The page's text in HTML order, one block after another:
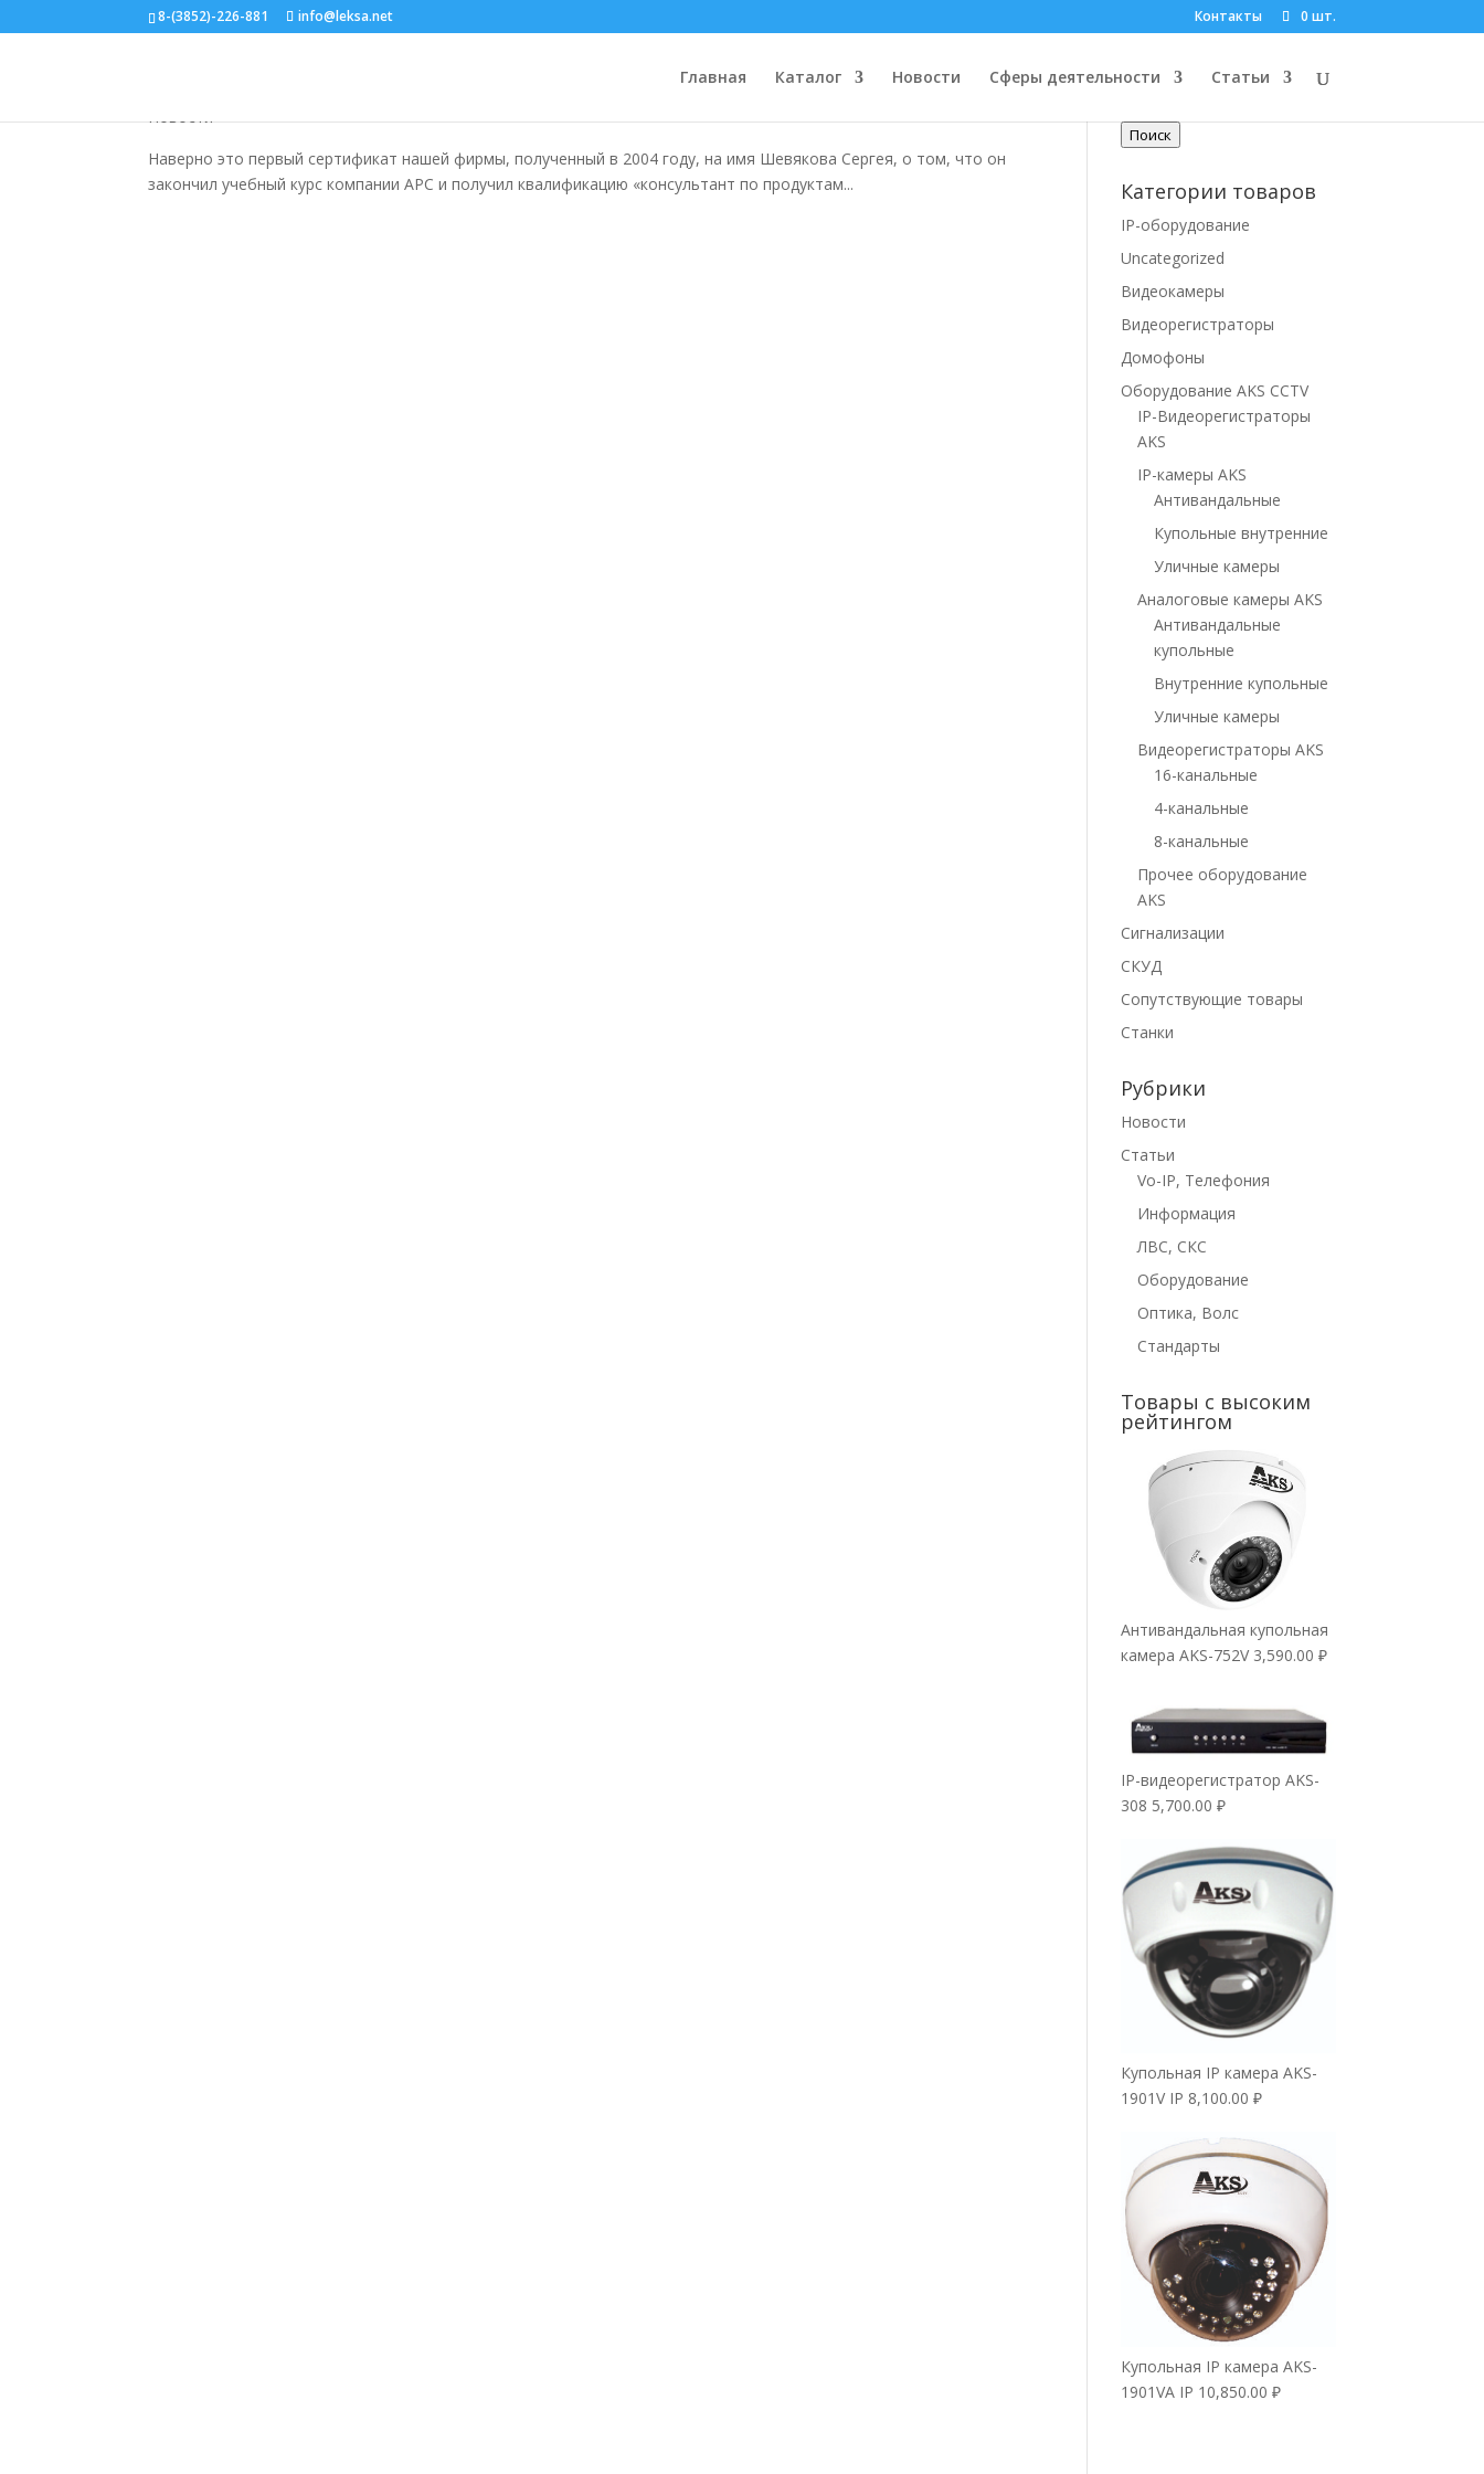
8-(3852)-226-881 info@leksa.net Контакты 0 шт.
Главная Каталог Новости Сферы деятельности Статьи
Новости
Наверно это первый сертификат нашей фирмы, полученный в 2004 году, на имя Шевякова Сергея, о том, что он
закончил учебный курс компании APC и получил квалификацию «консультант по продуктам...
Поиск по товарам
Поиск
Категории товаров
IP-оборудование
Uncategorized
Видеокамеры
Видеорегистраторы
Домофоны
Оборудование AKS CCTV
IP-Видеорегистраторы
AKS
IP-камеры AKS
Антивандальные
Купольные внутренние
Уличные камеры
Аналоговые камеры AKS
Антивандальные
купольные
Внутренние купольные
Уличные камеры
Видеорегистраторы AKS
16-канальные
4-канальные
8-канальные
Прочее оборудование
AKS
Сигнализации
СКУД
Сопутствующие товары
Станки
Рубрики
Новости
Статьи
Vo-IP, Телефония
Информация
ЛВС, СКС
Оборудование
Оптика, Волс
Стандарты
Товары с высоким
рейтингом
Антивандальная купольная
камера AKS-752V 3,590.00₽
IP-видеорегистратор AKS-
308 5,700.00₽
Купольная IP камера AKS-
1901V IP 8,100.00₽
Купольная IP камера AKS-
1901VA IP 10,850.00₽